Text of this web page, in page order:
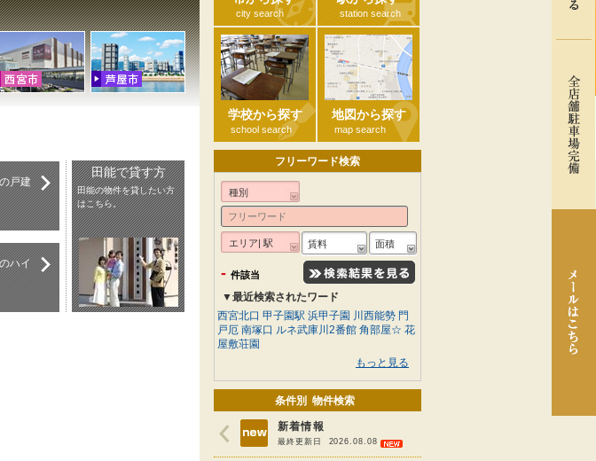
戸建
ハイ
田能で貸す方
田能の物件を貸したい方
はこちら。
city search station search
学校から探す
school search
地図から探す
map search
フリーワード検索
種別
エリア| 駅 賃料 面積
- 件該当
▼最近検索されたワード
西宮北口 甲子園駅 浜甲子園 川西能勢 門
戸厄 南塚口 ルネ武庫川2番館 角部屋☆ 花
屋敷荘園
もっと見る
条件別 物件検索
新着情報
最終更新日 2026.08.08